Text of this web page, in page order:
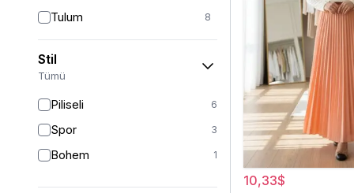
Tulum 8
Pantolon 151
Etek 19
Stil
Tümü
Piliseli 6
Spor 3
Bohem 1
10,33$